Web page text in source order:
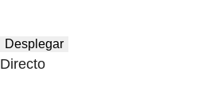
Desplegar
Directo